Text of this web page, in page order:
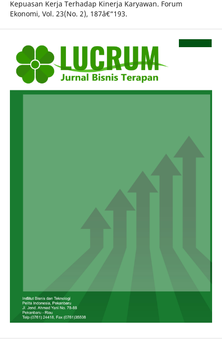
Kepuasan Kerja Terhadap Kinerja Karyawan. Forum
Ekonomi, Vol. 23(No. 2), 187â€“193.